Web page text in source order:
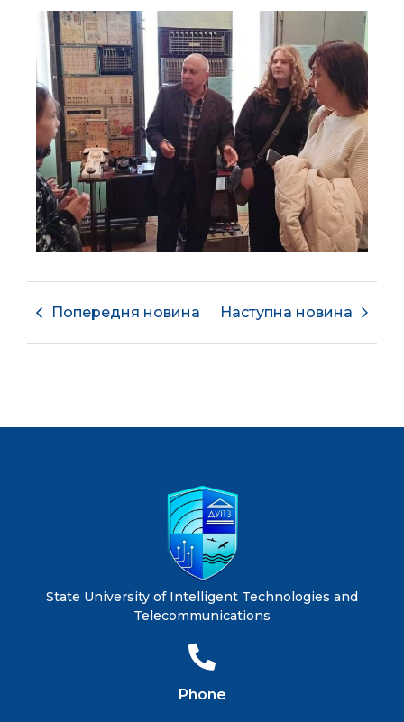
Попередня новина Наступна новина
State University of Intelligent Technologies and
Telecommunications
Phone